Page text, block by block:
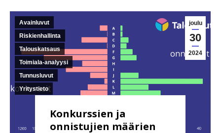
joulu
30
2024
Avainluvut
Riskienhallinta
Talouskatsaus
Toimiala-analyysi
Tunnusluvut
Yritystieto
Konkurssien ja
onnistujien määrien